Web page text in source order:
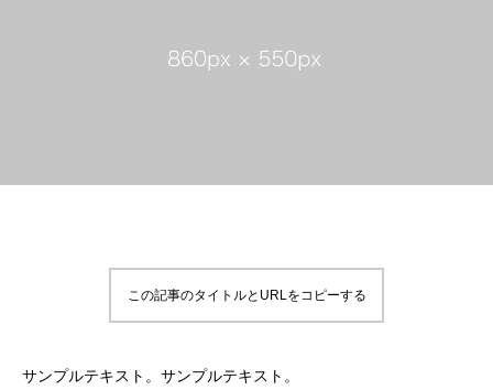
この記事のタイトルとURLをコピーする
サンプルテキスト。サンプルテキスト。